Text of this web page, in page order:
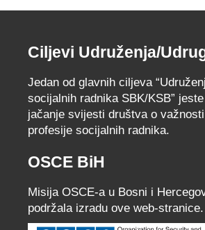
Ciljevi Udruženja/
Jedan od glavnih ciljeva
socijalnih radnika SBK/KSB” jeste
jačanje svijesti društva o važnosti
profesije socijalnih radnika.
OSCE BiH
Misija OSCE-a u Bosni i
podržala izradu ove web-stranice.